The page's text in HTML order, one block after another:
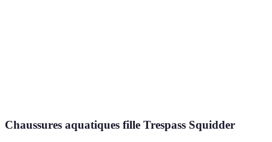
Chaussures aquatiques fille Trespass Squidder